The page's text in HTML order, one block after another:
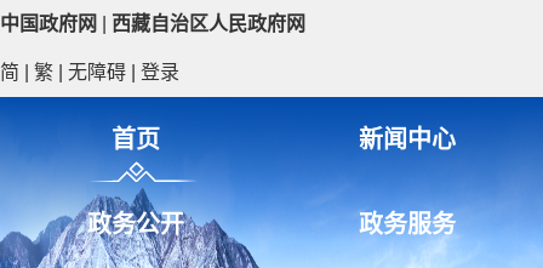
中国政府网 西藏自治区人民政府网
简 繁 无障碍 登录
首页 新闻中心
政务公开 政务服务